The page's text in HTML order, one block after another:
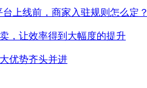
上线前，商家入驻规则怎么定？
，让效率得到大幅度的提升
优势齐头并进